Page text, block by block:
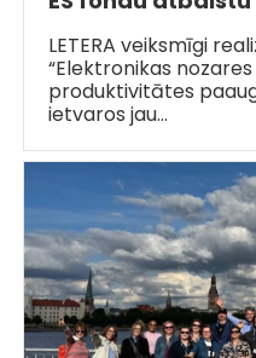
LETERA veiksmīgi
“Elektronikas
produktivitātes
ietvaros jau…